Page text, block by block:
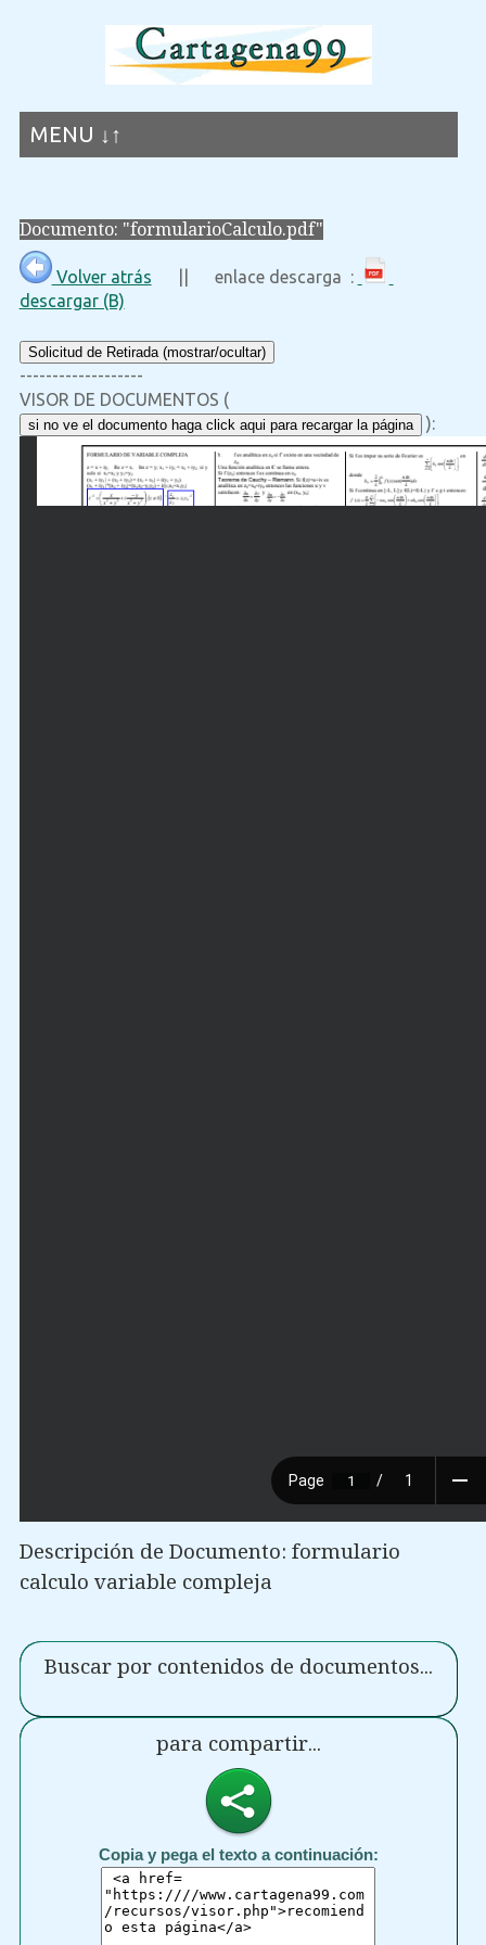
MENU ↓↑
Documento: "formularioCalculo.pdf"
Volver atrás || enlace descarga :
descargar (B)
Solicitud de Retirada (mostrar/ocultar)
-------------------
VISOR DE DOCUMENTOS (
si no ve el documento haga click aqui para recargar la página ):
Descripción de Documento: formulario
calculo variable compleja
Buscar por contenidos de documentos...
para compartir...
Copia y pega el texto a continuación: